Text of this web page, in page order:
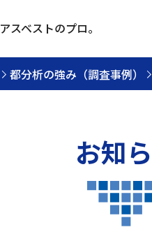
アスベストのプロ。
都分析の強み（調査事例）
お知